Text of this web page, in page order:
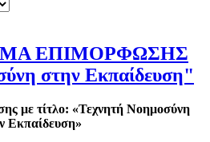
ΕΠΙΜΟΡΦΩΣΗΣ
στην Εκπαίδευση"
με τίτλο: «Τεχνητή Νοημοσύνη
Εκπαίδευση»